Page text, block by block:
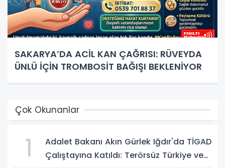
SAKARYA’DA ACİL KAN ÇAĞRISI: RÜVEYDA
ÜNLÜ İÇİN TROMBOSİT BAĞIŞI BEKLENİYOR
Çok Okunanlar
1
Adalet Bakanı Akın Gürlek Iğdır'da TİGAD
Çalıştayına Katıldı: Terörsüz Türkiye ve